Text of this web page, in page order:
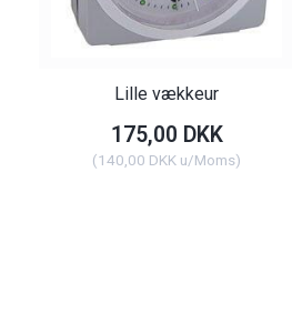
Lille vækkeur
175,00 DKK
(140,00 DKK u/Moms)